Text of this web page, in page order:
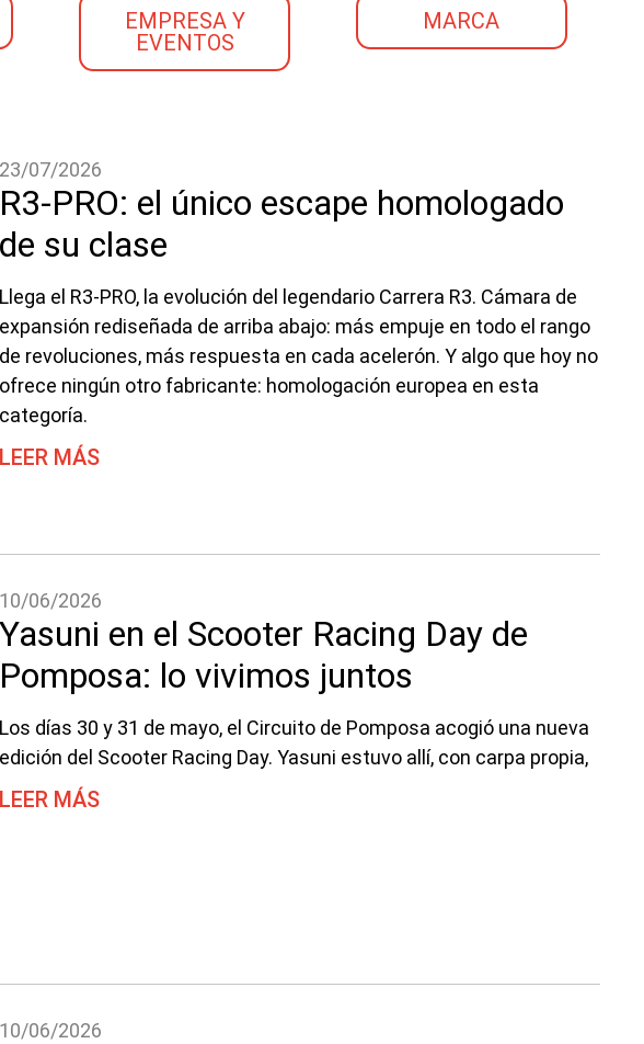
EMPRESA Y
EVENTOS
MARCA
R3-PRO: el único escape homologado
de su clase
23/07/2026
Llega el R3-PRO, la evolución del legendario Carrera R3. Cámara de
expansión rediseñada de arriba abajo: más empuje en todo el rango
de revoluciones, más respuesta en cada acelerón. Y algo que hoy no
ofrece ningún otro fabricante: homologación europea en esta
categoría.
LEER MÁS
Yasuni en el Scooter Racing Day de
Pomposa: lo vivimos juntos
10/06/2026
Los días 30 y 31 de mayo, el Circuito de Pomposa acogió una nueva
edición del Scooter Racing Day. Yasuni estuvo allí, con carpa propia,
LEER MÁS
10/06/2026